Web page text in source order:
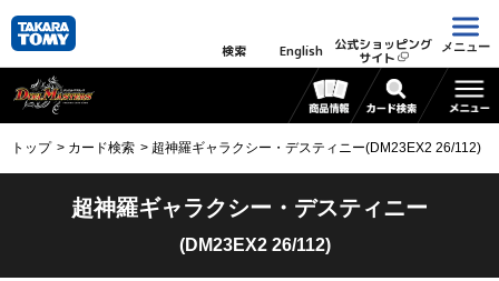
検索 English 公式ショッピング
サイト
メニュー
トップ カード検索 超神羅ギャラクシー・デスティニー(DM23EX2 26/112)
超神羅ギャラクシー・デスティニー
(DM23EX2 26/112)